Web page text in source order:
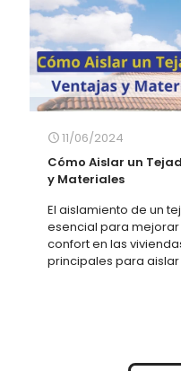
11/06/2024
Cómo Aislar un
y Materiales
El aislamiento de un
esencial para
confort en las
principales para aislar